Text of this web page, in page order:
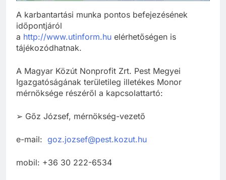
A karbantartási munka pontos befejezésének
időpontjáról
a http://www.utinform.hu elérhetőségen is
tájékozódhatnak.
A Magyar Közút Nonprofit Zrt. Pest Megyei
Igazgatóságának területileg illetékes Monor
mérnöksége részéről a kapcsolattartó:
➢ Gőz József, mérnökség-vezető
e-mail: goz.jozsef@pest.kozut.hu
mobil: +36 30 222-6534